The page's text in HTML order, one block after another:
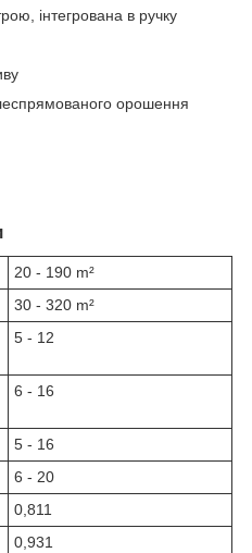
інтегрована в ручку
орошення
20 - 190 m²
30 - 320 m²
5 - 12
6 - 16
5 - 16
6 - 20
0,811
0,931